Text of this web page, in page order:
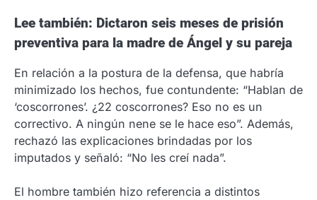
Lee también: Dictaron seis meses de prisión
preventiva para la madre de Ángel y su pareja
En relación a la postura de la defensa, que habría
minimizado los hechos, fue contundente: “Hablan de
‘coscorrones’. ¿22 coscorrones? Eso no es un
correctivo. A ningún nene se le hace eso”. Además,
rechazó las explicaciones brindadas por los
imputados y señaló: “No les creí nada”.
El hombre también hizo referencia a distintos